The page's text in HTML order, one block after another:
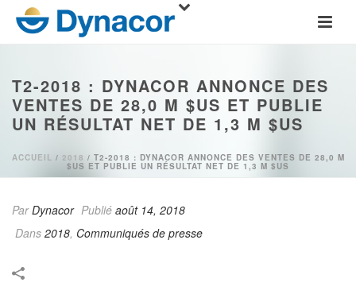
T2-2018 : DYNACOR ANNONCE DES
VENTES DE 28,0 M $US ET PUBLIE
UN RÉSULTAT NET DE 1,3 M $US
ACCUEIL / 2018 / T2-2018 : DYNACOR ANNONCE DES VENTES DE 28,0 M
$US ET PUBLIE UN RÉSULTAT NET DE 1,3 M $US
ParDynacor Publié août 14, 2018
Dans 2018, Communiqués de presse